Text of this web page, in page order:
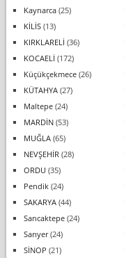
Kaynarca(25)
KİLİS(13)
KIRKLARELİ (36)
KOCAELİ (172)
Küçükçekmece(26)
KÜTAHYA(27)
Maltepe(24)
MARDİN(53)
MUĞLA(65)
NEVŞEHİR (28)
ORDU (35)
Pendik(24)
SAKARYA(44)
Sancaktepe(24)
Sarıyer(24)
SİNOP (21)